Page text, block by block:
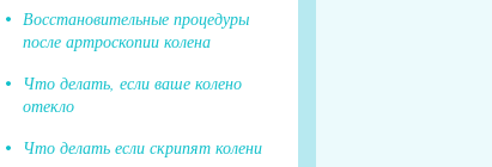
Восстановительные процедуры
после артроскопии колена
Что делать, если ваше колено
отекло
Что делать если скрипят колени